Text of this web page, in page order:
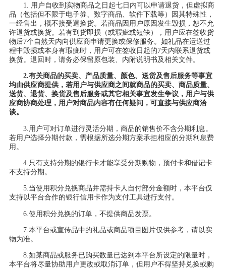
1. 用户自收到实物商品之日起七日内可以申请退货，但虚拟商
品（包括但不限于电子券、数字商品、软件下载等）因其特殊性，
一经售出，概不接受退换货。若商品因用户原因发生毁损，恕不允
许退货或换货。若有到货即损（或瑕疵或短缺），用户应在签收货
物后7个自然天内向供应商申请更换或保修服务。如礼品在运送过
程中毁损或本身有瑕疵时，用户可在签收日起的7天内联系退货或
换货。退回时，请务必保留原包装、内附说明书及相关文件。
2.有关商品的买卖、产品质量、颜色、送货及售后服务等事宜
均由供应商提供，若用户与供应商之间就商品的买卖、商品质量、
送货、退货、换货及售后服务或其它相关事宜发生争议，用户与供
应商协商处理，用户对商品内容有任何疑问，可直接与供应商洽
谈。
3.用户可对订单进行灵活分期，商品的销售价不含分期利息。
若用户选择分期付款，需根据所选分期方案承担相应的分期利息费
用。
4.只有支持分期的银行卡才能享受分期购物，预付卡和借记卡
不支持分期。
5.当使用积分兑换商品并需持卡人自付部分金额时，本平台仅
支持以平台合作的银行信用卡作为支付工具进行支付。
6.使用积分兑换的订单，不提供商品发票。
7.本平台或宣传品中的礼品或商品项目图片仅供参考，请以实
物为准。
8.如某商品或服务已购买数量已达到本平台所设定的限量时，
本平台将尽量协助用户更改或取消订单，但用户不得坚持兑换或购